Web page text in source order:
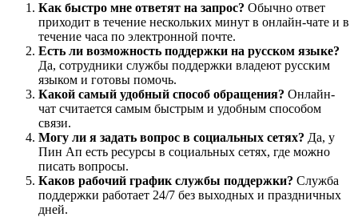
Как быстро мне ответят на запрос? Обычно ответ
приходит в течение нескольких минут в онлайн-чате и в
течение часа по электронной почте.
Есть ли возможность поддержки на русском языке?
Да, сотрудники службы поддержки владеют русским
языком и готовы помочь.
Какой самый удобный способ обращения? Онлайн-
чат считается самым быстрым и удобным способом
связи.
Могу ли я задать вопрос в социальных сетях? Да, у
Пин Ап есть ресурсы в социальных сетях, где можно
писать вопросы.
Каков рабочий график службы поддержки? Служба
поддержки работает 24/7 без выходных и праздничных
дней.